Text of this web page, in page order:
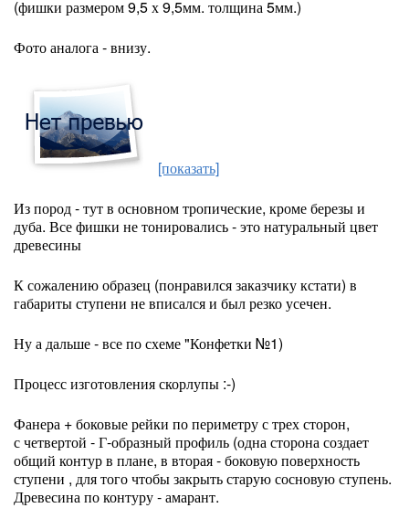
(фишки размером 9,5 х 9,5мм. толщина 5мм.)
Фото аналога - внизу.
[показать]
Из пород - тут в основном тропические, кроме березы и
дуба. Все фишки не тонировались - это натуральный цвет
древесины
К сожалению образец (понравился заказчику кстати) в
габариты ступени не вписался и был резко усечен.
Ну а дальше - все по схеме "Конфетки №1)
Процесс изготовления скорлупы :-)
Фанера + боковые рейки по периметру с трех сторон,
с четвертой - Г-образный профиль (одна сторона создает
общий контур в плане, в вторая - боковую поверхность
ступени , для того чтобы закрыть старую сосновую ступень.
Древесина по контуру - амарант.